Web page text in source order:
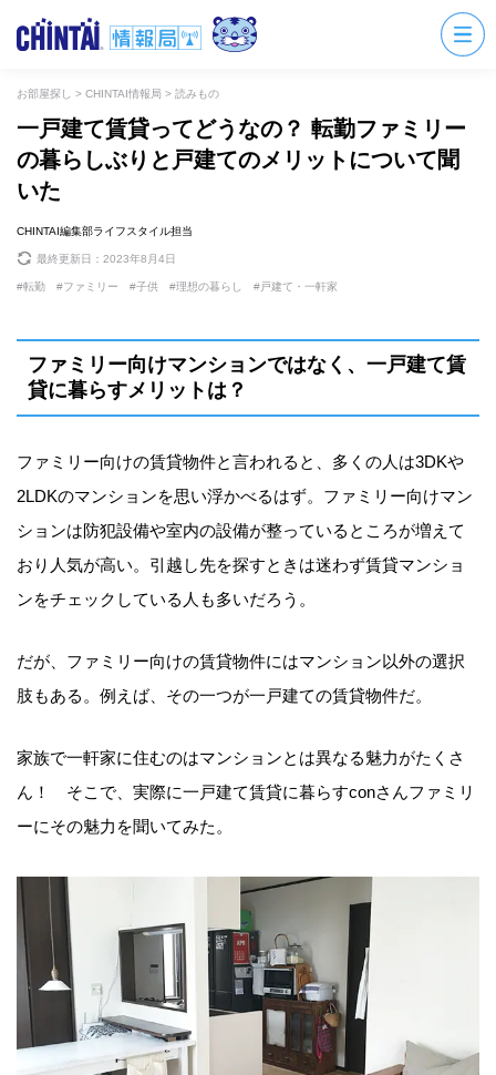
お部屋探し > CHINTAI情報局 > 読みもの
一戸建て賃貸ってどうなの？ 転勤ファミリー
の暮らしぶりと戸建てのメリットについて聞
いた
CHINTAI編集部ライフスタイル担当
最終更新日： 2023年8月4日
転勤 ファミリー 子供 理想の暮らし 戸建て・一軒家
ファミリー向けマンションではなく、一戸建て賃
貸に暮らすメリットは？
ファミリー向けの賃貸物件と言われると、多くの人は3DKや
2LDKのマンションを思い浮かべるはず。ファミリー向けマン
ションは防犯設備や室内の設備が整っているところが増えて
おり人気が高い。引越し先を探すときは迷わず賃貸マンショ
ンをチェックしている人も多いだろう。
だが、ファミリー向けの賃貸物件にはマンション以外の選択
肢もある。例えば、その一つが一戸建ての賃貸物件だ。
家族で一軒家に住むのはマンションとは異なる魅力がたくさ
ん！ そこで、実際に一戸建て賃貸に暮らすconさんファミリ
ーにその魅力を聞いてみた。